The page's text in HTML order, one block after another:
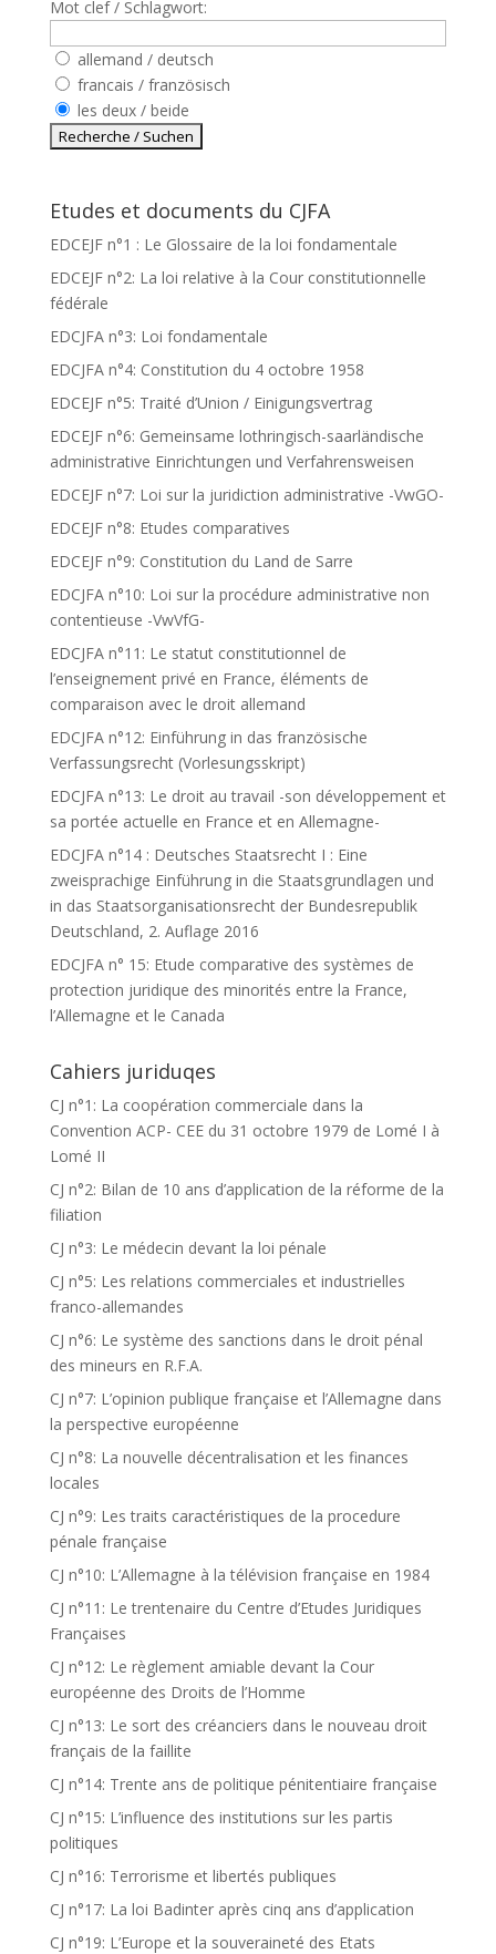
Mot clef / Schlagwort:
allemand / deutsch
francais / französisch
les deux / beide
Etudes et documents du CJFA
EDCEJF n°1 : Le Glossaire de la loi fondamentale
EDCEJF n°2: La loi relative à la Cour constitutionnelle
fédérale
EDCJFA n°3: Loi fondamentale
EDCJFA n°4: Constitution du 4 octobre 1958
EDCEJF n°5: Traité d’Union / Einigungsvertrag
EDCEJF n°6: Gemeinsame lothringisch-saarländische
administrative Einrichtungen und Verfahrensweisen
EDCEJF n°7: Loi sur la juridiction administrative -VwGO-
EDCEJF n°8: Etudes comparatives
EDCEJF n°9: Constitution du Land de Sarre
EDCJFA n°10: Loi sur la procédure administrative non
contentieuse -VwVfG-
EDCJFA n°11: Le statut constitutionnel de
l’enseignement privé en France, éléments de
comparaison avec le droit allemand
EDCJFA n°12: Einführung in das französische
Verfassungsrecht (Vorlesungsskript)
EDCJFA n°13: Le droit au travail -son développement et
sa portée actuelle en France et en Allemagne-
EDCJFA n°14 : Deutsches Staatsrecht I : Eine
zweisprachige Einführung in die Staatsgrundlagen und
in das Staatsorganisationsrecht der Bundesrepublik
Deutschland, 2. Auflage 2016
EDCJFA n° 15: Etude comparative des systèmes de
protection juridique des minorités entre la France,
l’Allemagne et le Canada
Cahiers juriduqes
CJ n°1: La coopération commerciale dans la
Convention ACP- CEE du 31 octobre 1979 de Lomé I à
Lomé II
CJ n°2: Bilan de 10 ans d’application de la réforme de la
filiation
CJ n°3: Le médecin devant la loi pénale
CJ n°5: Les relations commerciales et industrielles
franco-allemandes
CJ n°6: Le système des sanctions dans le droit pénal
des mineurs en R.F.A.
CJ n°7: L’opinion publique française et l’Allemagne dans
la perspective européenne
CJ n°8: La nouvelle décentralisation et les finances
locales
CJ n°9: Les traits caractéristiques de la procedure
pénale française
CJ n°10: L’Allemagne à la télévision française en 1984
CJ n°11: Le trentenaire du Centre d’Etudes Juridiques
Françaises
CJ n°12: Le règlement amiable devant la Cour
européenne des Droits de l’Homme
CJ n°13: Le sort des créanciers dans le nouveau droit
français de la faillite
CJ n°14: Trente ans de politique pénitentiaire française
CJ n°15: L’influence des institutions sur les partis
politiques
CJ n°16: Terrorisme et libertés publiques
CJ n°17: La loi Badinter après cinq ans d’application
CJ n°19: L’Europe et la souveraineté des Etats